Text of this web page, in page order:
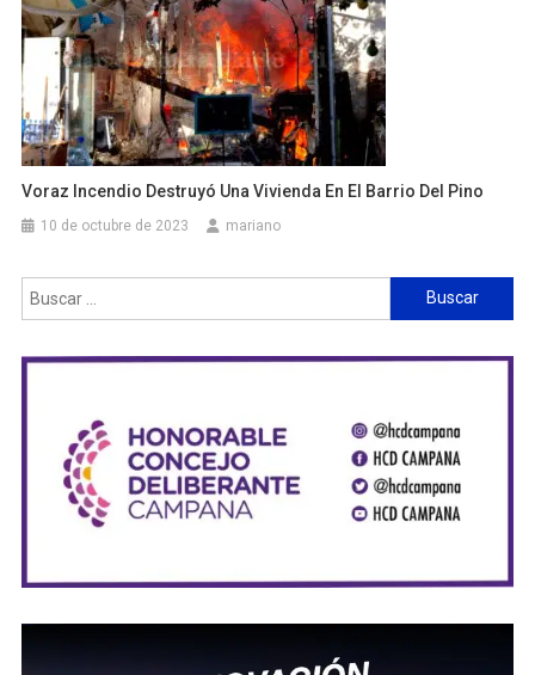
Voraz Incendio Destruyó Una Vivienda En El Barrio Del Pino
10 de octubre de 2023 mariano
Buscar: